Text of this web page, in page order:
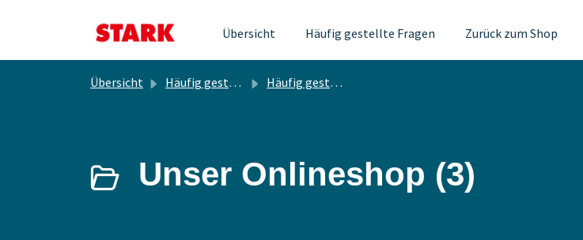
Übersicht
Häufig gestellte Fragen Zurück zum Shop
Übersicht Häufig gestellte Fragen Häufig gestellte Fragen
Unser Onlineshop (3)